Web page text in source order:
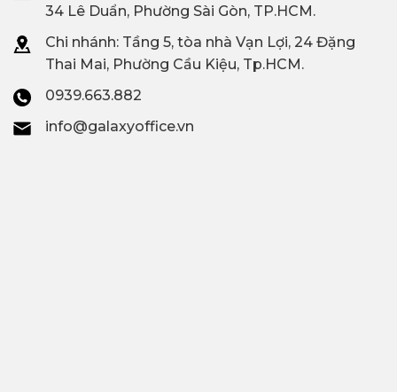
34 Lê Duẩn, Phường Sài Gòn, TP.HCM.
Chi nhánh: Tầng 5, tòa nhà Vạn Lợi, 24 Đặng
Thai Mai, Phường Cầu Kiệu, Tp.HCM.
0939.663.882
info@galaxyoffice.vn